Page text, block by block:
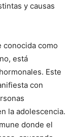
y causas
conocida como
está
Este
con
la adolescencia.
donde el